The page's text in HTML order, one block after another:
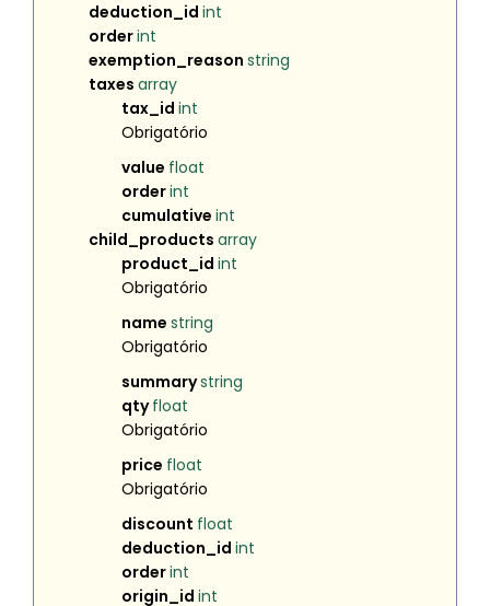
deduction_id int
orderint
exemption_reason string
taxes array
tax_id int
Obrigatório
value float
orderint
cumulative int
child_products array
product_id int
Obrigatório
name string
Obrigatório
summarystring
qtyfloat
Obrigatório
price float
Obrigatório
discount float
deduction_id int
orderint
origin_id int